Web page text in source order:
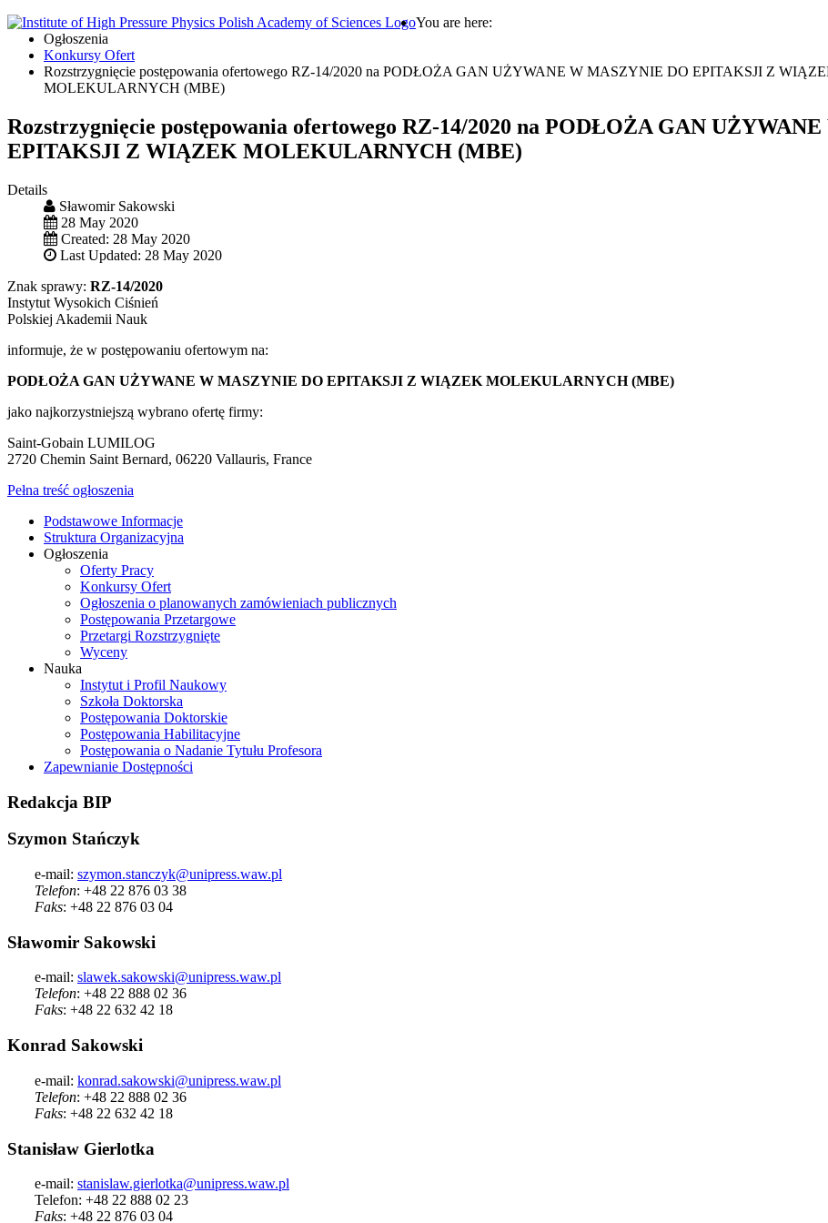
You are here:
Ogłoszenia
Konkursy Ofert
Rozstrzygnięcie postępowania ofertowego RZ-14/2020 na PODŁOŻA GAN UŻYWANE W MASZYNIE DO EPITAKSJI Z
MOLEKULARNYCH (MBE)
Rozstrzygnięcie postępowania ofertowego RZ-14/2020 na PODŁOŻA GAN
EPITAKSJI Z WIĄZEK MOLEKULARNYCH (MBE)
Details
Sławomir Sakowski
28 May 2020
Created: 28 May 2020
Last Updated: 28 May 2020
Znak sprawy: RZ-14/2020
Instytut Wysokich Ciśnień
Polskiej Akademii Nauk
informuje, że w postępowaniu ofertowym na:
PODŁOŻA GAN UŻYWANE W MASZYNIE DO EPITAKSJI Z WIĄZEK MOLEKULARNYCH (MBE)
jako najkorzystniejszą wybrano ofertę firmy:
Saint-Gobain LUMILOG
2720 Chemin Saint Bernard, 06220 Vallauris, France
Pełna treść ogłoszenia
Podstawowe Informacje
Struktura Organizacyjna
Ogłoszenia
Oferty Pracy
Konkursy Ofert
Ogłoszenia o planowanych zamówieniach publicznych
Postępowania Przetargowe
Przetargi Rozstrzygnięte
Wyceny
Nauka
Instytut i Profil Naukowy
Szkoła Doktorska
Postępowania Doktorskie
Postępowania Habilitacyjne
Postępowania o Nadanie Tytułu Profesora
Zapewnianie Dostępności
Redakcja BIP
Szymon Stańczyk
e-mail: szymon.stanczyk@unipress.waw.pl
Telefon: +48 22 876 03 38
Faks: +48 22 876 03 04
Sławomir Sakowski
e-mail: slawek.sakowski@unipress.waw.pl
Telefon: +48 22 888 02 36
Faks: +48 22 632 42 18
Konrad Sakowski
e-mail: konrad.sakowski@unipress.waw.pl
Telefon: +48 22 888 02 36
Faks: +48 22 632 42 18
Stanisław Gierlotka
e-mail: stanislaw.gierlotka@unipress.waw.pl
Telefon: +48 22 888 02 23
Faks: +48 22 876 03 04